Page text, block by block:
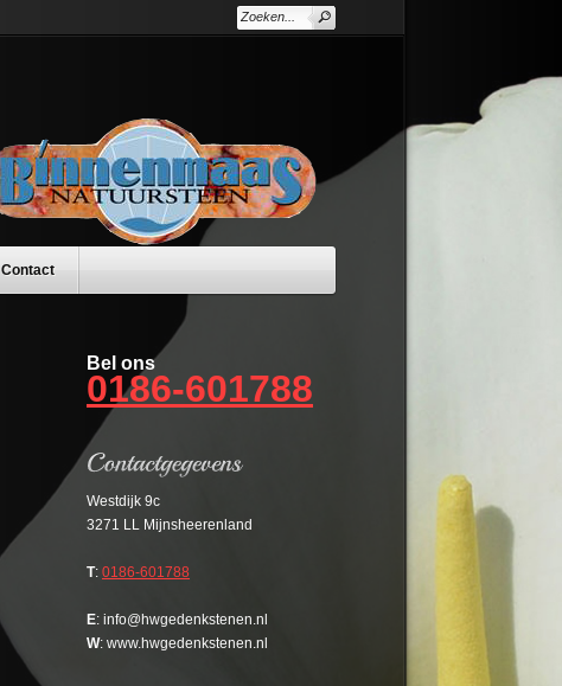
Contact
Bel ons
0186-601788
Westdijk 9c
3271 LL Mijnsheerenland
T: 0186-601788
E: info@hwgedenkstenen.nl
W: www.hwgedenkstenen.nl